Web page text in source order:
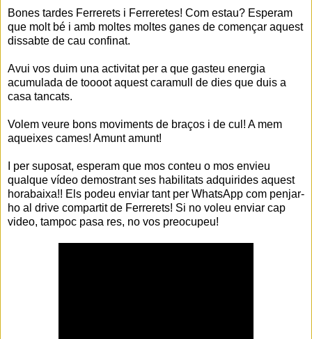
Bones tardes Ferrerets i Ferreretes! Com estau? Esperam
que molt bé i amb moltes moltes ganes de començar aquest
dissabte de cau confinat.
Avui vos duim una activitat per a que gasteu energia
acumulada de toooot aquest caramull de dies que duis a
casa tancats.
Volem veure bons moviments de braços i de cul! A mem
aqueixes cames! Amunt amunt!
I per suposat, esperam que mos conteu o mos envieu
qualque vídeo demostrant ses habilitats adquirides aquest
horabaixa!! Els podeu enviar tant per WhatsApp com penjar-
ho al drive compartit de Ferrerets! Si no voleu enviar cap
video, tampoc pasa res, no vos preocupeu!